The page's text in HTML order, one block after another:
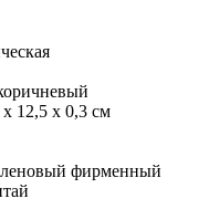
12,5 х 0,3 см
фирменный